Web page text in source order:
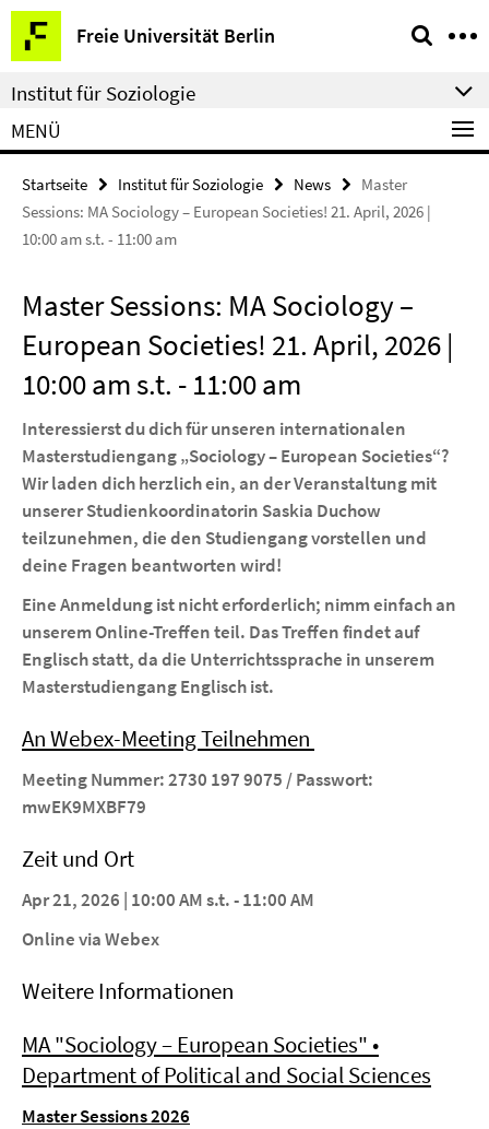
Springe
direkt
zu
Inhalt
Freie Universität Berlin
Service-
Navigation
Institut für Soziologie
MENÜ
Startseite Institut für Soziologie News
Master
Sessions: MA Sociology – European Societies! 21. April, 2026 |
10:00 am s.t. - 11:00 am
Master Sessions: MA Sociology –
European Societies! 21. April, 2026 |
10:00 am s.t. - 11:00 am
Interessierst du dich für unseren internationalen
Masterstudiengang „Sociology – European Societies“?
Wir laden dich herzlich ein, an der Veranstaltung mit
unserer Studienkoordinatorin Saskia Duchow
teilzunehmen, die den Studiengang vorstellen und
deine Fragen beantworten wird!
Eine Anmeldung ist nicht erforderlich; nimm einfach an
unserem Online-Treffen teil. Das Treffen findet auf
Englisch statt, da die Unterrichtssprache in unserem
Masterstudiengang Englisch ist.
An Webex-Meeting Teilnehmen
Meeting Nummer: 2730 197 9075 / Passwort:
mwEK9MXBF79
Zeit und Ort
Apr 21, 2026 | 10:00 AM s.t. - 11:00 AM
Online via Webex
Weitere Informationen
MA "Sociology – European Societies" •
Department of Political and Social Sciences
Master Sessions 2026